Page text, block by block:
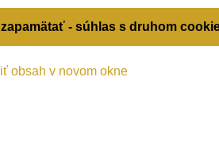
- súhlas s druhom
obsah v novom okne